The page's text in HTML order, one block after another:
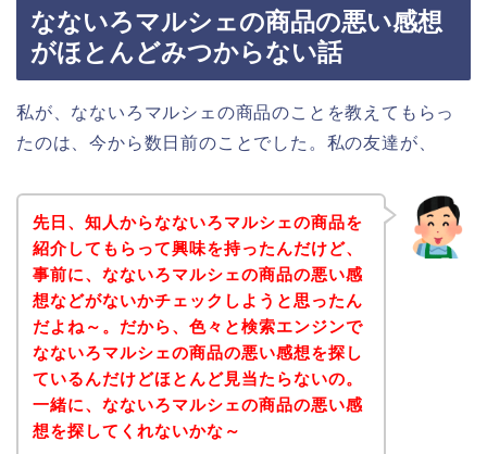
なないろマルシェの商品の悪い感想
がほとんどみつからない話
私が、なないろマルシェの商品のことを教えてもらっ
たのは、今から数日前のことでした。私の友達が、
先日、知人からなないろマルシェの商品を
紹介してもらって興味を持ったんだけど、
事前に、なないろマルシェの商品の悪い感
想などがないかチェックしようと思ったん
だよね～。だから、色々と検索エンジンで
なないろマルシェの商品の悪い感想を探し
ているんだけどほとんど見当たらないの。
一緒に、なないろマルシェの商品の悪い感
想を探してくれないかな～